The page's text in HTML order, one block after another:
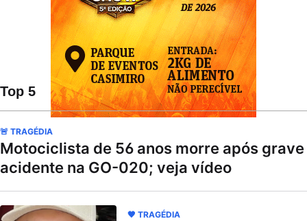
Top 5
🚨 TRAGÉDIA
Motociclista de 56 anos morre após grave
acidente na GO-020; veja vídeo
🖤 TRAGÉDIA